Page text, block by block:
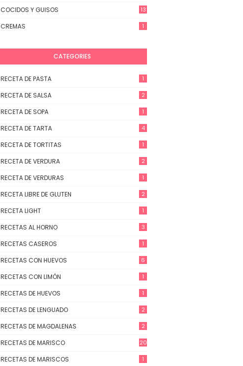
COCIDOS Y GUISOS 13
CREMAS 1
CATEGORIES
RECETA DE PASTA 1
RECETA DE SALSA 2
RECETA DE SOPA 1
RECETA DE TARTA 4
RECETA DE TORTITAS 1
RECETA DE VERDURA 2
RECETA DE VERDURAS 1
RECETA LIBRE DE GLUTEN 2
RECETA LIGHT 1
RECETAS AL HORNO 3
RECETAS CASEROS 1
RECETAS CON HUEVOS 6
RECETAS CON LIMÓN 1
RECETAS DE HUEVOS 1
RECETAS DE LENGUADO 2
RECETAS DE MAGDALENAS 2
RECETAS DE MARISCO 20
RECETAS DE MARISCOS 1